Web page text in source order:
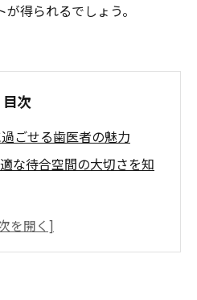
得られるでしょう。
目次
ごせる歯医者の魅力
な待合空間の大切さを知
者が重視する清潔感と安